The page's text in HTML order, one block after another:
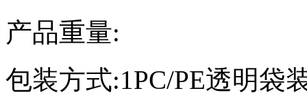
产品重量:
包装方式:1PC/PE透明袋